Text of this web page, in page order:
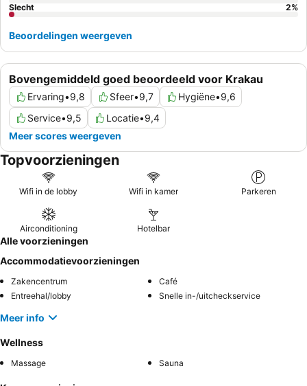
Bovengemiddeld goed beoordeeld voor Krakau
Ervaring•9,8 Sfeer•9,7 Hygiëne•9,6
Service•9,5 Locatie•9,4
Meer scores weergeven
Slecht
2%
Beoordelingen weergeven
Topvoorzieningen
Wifi in de lobby Wifi in kamer Parkeren
Airconditioning Hotelbar
Alle voorzieningen
Accommodatievoorzieningen
Zakencentrum
Café
Entreehal/lobby
Snelle in-/uitcheckservice
Meer info
Wellness
Massage Sauna